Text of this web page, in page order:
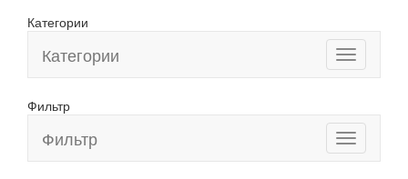
Категории
Toggle
navigation
Категории
Фильтр
Toggle
navigation
Фильтр